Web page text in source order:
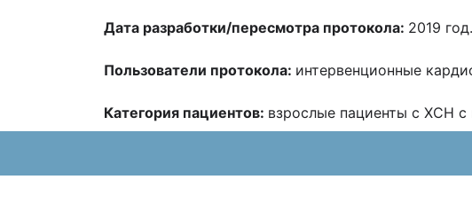
Дата разработки/пересмотра протокола: 2019 год.
Пользователи протокола: интервенционные
Категория пациентов: взрослые пациенты с ХСН